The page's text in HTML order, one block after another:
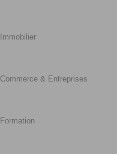
Immobilier
Commerce & Entreprises
Formation